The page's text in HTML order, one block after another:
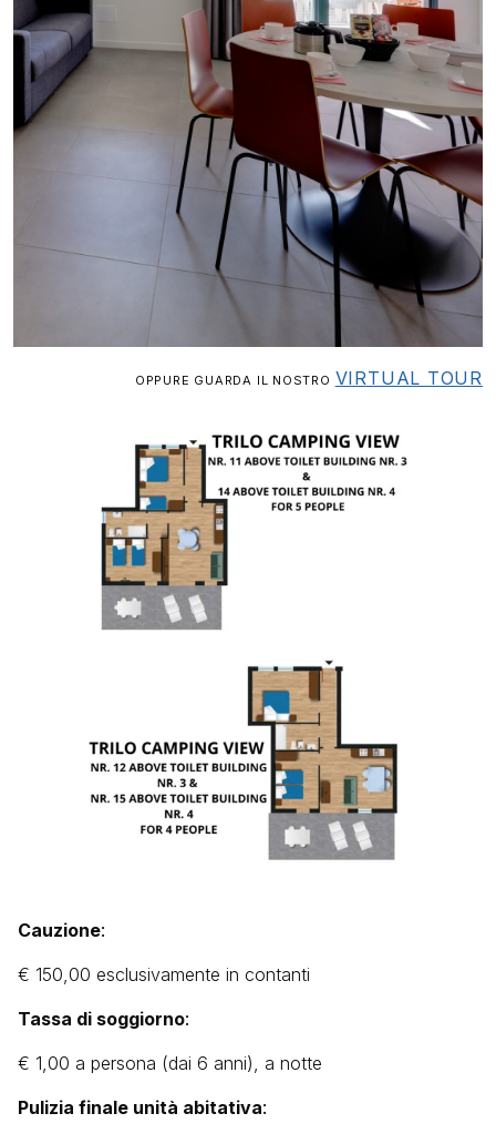
OPPURE GUARDA IL NOSTRO VIRTUAL TOUR
Cauzione:
€ 150,00 esclusivamente in contanti
Tassa di soggiorno:
€ 1,00 a persona (dai 6 anni), a notte
Pulizia finale unità abitativa: